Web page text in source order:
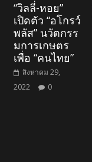
“วิลลี่-หอย”
เปิดตัว “อโกรว์
พลัส” นวัตกรร
มการเกษตร
เพื่อ “คนไทย”
สิงหาคม 29,
2022
0